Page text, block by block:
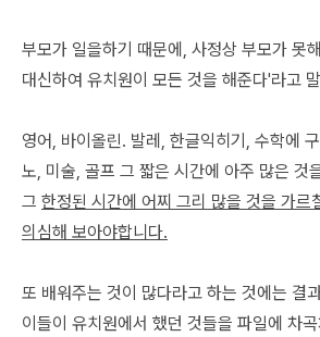
부모가 일을하기 때문에, 사정상 부모가 못
대신하여 유치원이 모든 것을 해준다'라고
영어, 바이올린. 발레, 한글익히기, 수학에
노, 미술, 골프 그 짧은 시간에 아주 많은 것
그 한정된 시간에 어찌 그리 많을 것을 가르
의심해 보아야합니다.
또 배워주는 것이 많다라고 하는 것에는 결
이들이 유치원에서 했던 것들을 파일에 차